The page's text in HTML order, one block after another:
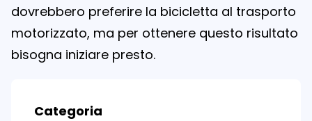
dovrebbero preferire la bicicletta al trasporto
motorizzato, ma per ottenere questo risultato
bisogna iniziare presto.
Categoria